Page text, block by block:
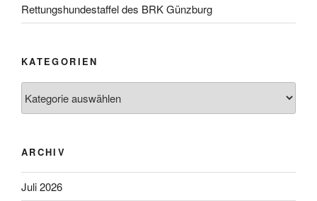
Rettungshundestaffel des BRK Günzburg
KATEGORIEN
ARCHIV
Juli 2026